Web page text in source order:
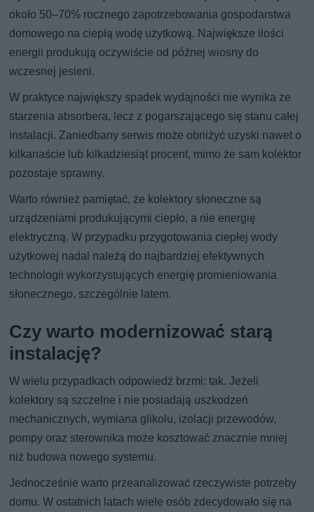
około 50–70% rocznego zapotrzebowania gospodarstwa
domowego na ciepłą wodę użytkową. Największe ilości
energii produkują oczywiście od późnej wiosny do
wczesnej jesieni.
W praktyce największy spadek wydajności nie wynika ze
starzenia absorbera, lecz z pogarszającego się stanu całej
instalacji. Zaniedbany serwis może obniżyć uzyski nawet o
kilkanaście lub kilkadziesiąt procent, mimo że sam kolektor
pozostaje sprawny.
Warto również pamiętać, że kolektory słoneczne są
urządzeniami produkującymi ciepło, a nie energię
elektryczną. W przypadku przygotowania ciepłej wody
użytkowej nadal należą do najbardziej efektywnych
technologii wykorzystujących energię promieniowania
słonecznego, szczególnie latem.
Czy warto modernizować starą
instalację?
W wielu przypadkach odpowiedź brzmi: tak. Jeżeli
kolektory są szczelne i nie posiadają uszkodzeń
mechanicznych, wymiana glikolu, izolacji przewodów,
pompy oraz sterownika może kosztować znacznie mniej
niż budowa nowego systemu.
Jednocześnie warto przeanalizować rzeczywiste potrzeby
domu. W ostatnich latach wiele osób zdecydowało się na